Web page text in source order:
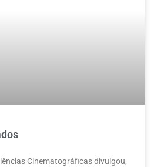
Cinematográficas divulgou,